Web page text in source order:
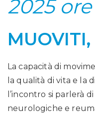
2025 ore
La capacità di
la qualità di vita e la
l’incontro si parlerà
neurologiche e